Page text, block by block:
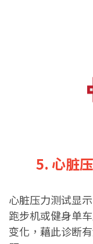
5. 心脏
心脏压力测试显
跑步机或健身单
变化，藉此诊断